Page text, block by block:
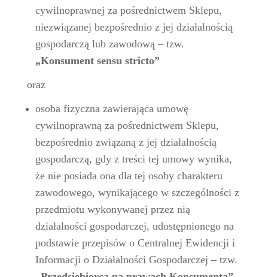
cywilnoprawnej za pośrednictwem Sklepu,
niezwiązanej bezpośrednio z jej działalnością
gospodarczą lub zawodową – tzw.
„Konsument sensu stricto”
oraz
osoba fizyczna zawierająca umowę
cywilnoprawną za pośrednictwem Sklepu,
bezpośrednio związaną z jej działalnością
gospodarczą, gdy z treści tej umowy wynika,
że nie posiada ona dla tej osoby charakteru
zawodowego, wynikającego w szczególności z
przedmiotu wykonywanej przez nią
działalności gospodarczej, udostępnionego na
podstawie przepisów o Centralnej Ewidencji i
Informacji o Działalności Gospodarczej – tzw.